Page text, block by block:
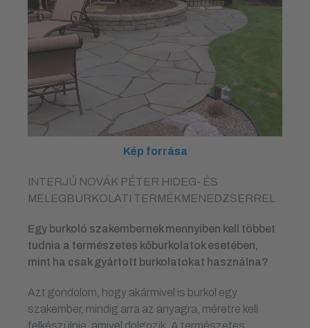
Kép forrása
INTERJÚ NOVÁK PÉTER HIDEG- ÉS
MELEGBURKOLATI TERMÉKMENEDZSERREL
Egy burkoló szakembernek mennyiben kell többet
tudnia a természetes kőburkolatok esetében,
mint ha csak gyártott burkolatokat használna?
Azt gondolom, hogy akármivel is burkol egy
szakember, mindig arra az anyagra, méretre kell
felkészülnie, amivel dolgozik. A természetes